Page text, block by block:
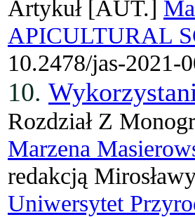
Artykuł[AUT.]
APICULTURAL
10.2478/jas-2021-
10.
Rozdział Z
Marzena
redakcją
Uniwersytet